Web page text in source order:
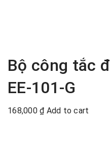
Bộ công tắc
EE-101-G
168,000 ₫ Add to cart